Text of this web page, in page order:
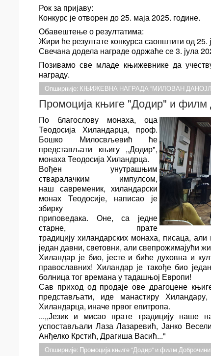
Рок за пријаву:
Конкурс је отворен до 25. маја 2025. године.
Обавештење о резултатима:
Жири ће резултате конкурса саопштити од 25.
Свечана додела награде одржаће се 3. јула
Позивамо све младе књижевнике да
награду.
Опширније: КЊИЖЕВНА НАГРАДА "МИЛОВАН
Промоција књиге "Додир" и
По благослову монаха, оца
Теодосија Хиландарца, проф.
Бошко Милосвљевић ће
представљати књигу ,,Додир",
монаха Теодосија Хиландрца.
Вођен унутрашњим
стваралачким импулсом,
наш савременик, хиландарски
монах Теодосије, написао је
збирку
приповедака. Оне, са једне
старне, прате
традицију хиландарских монаха, писаца,
један давни, световни, али свепрожимајући
Хиландар је био, јесте и биће духовна и
православних! Хиландар је такође био
болница тог времана у тадашњој Европи!
Сав приход од продаје ове драгоцене
представљати, иде манастиру
Хиландарца, иначе првог епитропа.
...,,Језик и мисао прате традицију наше
успостављали Лаза Лазаревић, Јанко
Анђелко Крстић, Драгиша Васић..."
Опширније: Промоција књиге "Додир" и филм